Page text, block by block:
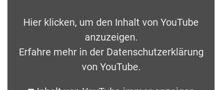
Hier klicken, um den Inhalt von YouTube
anzuzeigen.
Erfahre mehr in der Datenschutzerklärung
von YouTube.